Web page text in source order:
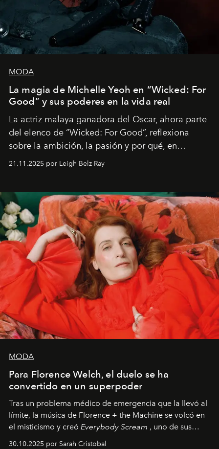
MODA
La magia de Michelle Yeoh en “Wicked: For
Good” y sus poderes en la vida real
La actriz malaya ganadora del Oscar, ahora parte
del elenco de “Wicked: For Good”, reflexiona
sobre la ambición, la pasión y por qué, en
ocasiones, la introspección puede esperar. “Es
importa si no lo entienden’”, confiesa.
21.11.2025 por Leigh Belz Ray
MODA
Para Florence Welch, el duelo se ha
convertido en un superpoder
Tras un problema médico de emergencia que la llevó al
límite, la música de Florence + the Machine se volcó en
el misticismo y creó Everybody Scream , uno de sus
álbumes más profundos hasta la fecha.
30.10.2025 por Sarah Cristobal